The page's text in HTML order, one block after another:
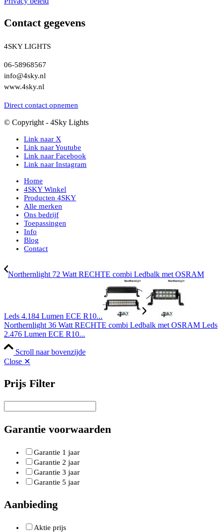
Contact gegevens
4SKY LIGHTS
06-58968567
info@4sky.nl
www.4sky.nl
Direct contact opnemen
© Copyright - 4Sky Lights
Link naar X
Link naar Youtube
Link naar Facebook
Link naar Instagram
Home
4SKY Winkel
Producten 4SKY
Alle merken
Ons bedrijf
Toepassingen
Info
Blog
Contact
Northernlight 72 Watt RECHTE combi Ledbalk met OSRAM
Leds 4.184 Lumen ECE R10...
Northernlight 36 Watt RECHTE combi Ledbalk met OSRAM Leds
2.476 Lumen ECE R10...
Scroll naar bovenzijde
Close ✕
Prijs Filter
Garantie voorwaarden
Garantie 1 jaar
Garantie 2 jaar
Garantie 3 jaar
Garantie 5 jaar
Aanbieding
Aktie prijs